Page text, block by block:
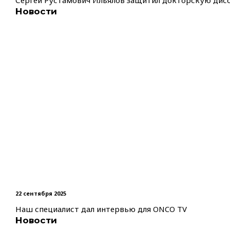
Новости
22 сентября 2025
Наш специалист дал интервью для ONCO TV
Новости